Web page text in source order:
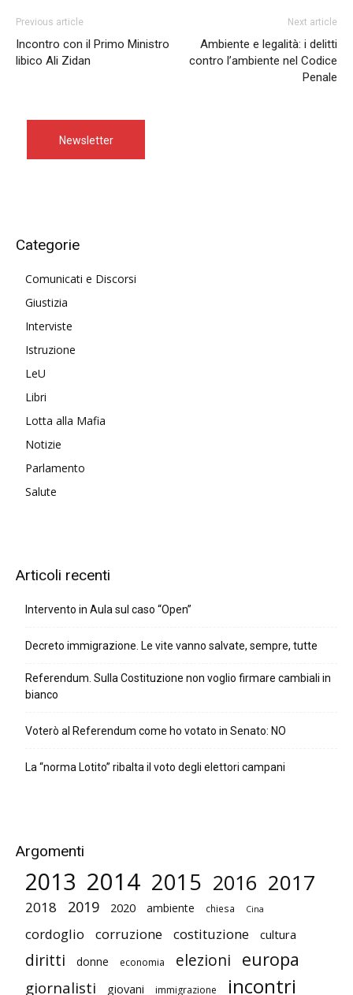
Previous article
Incontro con il Primo Ministro
libico Ali Zidan
Next article
Ambiente e legalità: i delitti
contro l’ambiente nel Codice
Penale
Newsletter
Categorie
Comunicati e Discorsi
Giustizia
Interviste
Istruzione
LeU
Libri
Lotta alla Mafia
Notizie
Parlamento
Salute
Articoli recenti
Intervento in Aula sul caso “Open”
Decreto immigrazione. Le vite vanno salvate, sempre, tutte
Referendum. Sulla Costituzione non voglio firmare cambiali in
bianco
Voterò al Referendum come ho votato in Senato: NO
La “norma Lotito” ribalta il voto degli elettori campani
Argomenti
2013 2014 2015 2016 2017
2018 2019 2020 ambiente chiesa Cina
cordoglio corruzione costituzione cultura
diritti donne economia elezioni europa
giornalisti giovani immigrazione incontri